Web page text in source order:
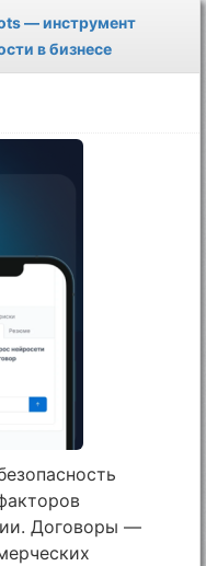
— инструмент
в бизнесе
Договоры —